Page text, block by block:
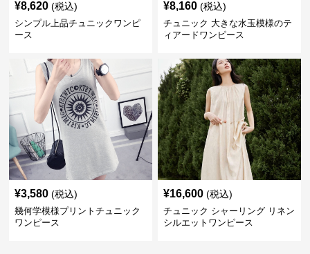
¥8,620 (税込)
シンプル上品チュニックワンピ
ース
¥8,160 (税込)
チュニック 大きな水玉模様のテ
ィアードワンピース
¥3,580 (税込)
幾何学模様プリントチュニック
ワンピース
¥16,600 (税込)
チュニック シャーリング リネン
シルエットワンピース